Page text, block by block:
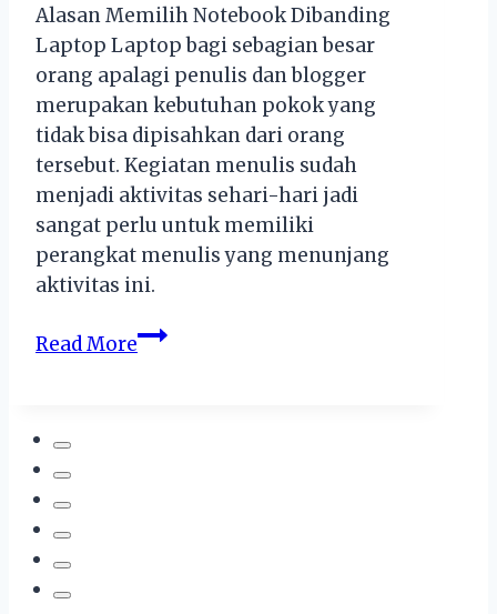
Alasan Memilih Notebook Dibanding
Laptop Laptop bagi sebagian besar
orang apalagi penulis dan blogger
merupakan kebutuhan pokok yang
tidak bisa dipisahkan dari orang
tersebut. Kegiatan menulis sudah
menjadi aktivitas sehari-hari jadi
sangat perlu untuk memiliki
perangkat menulis yang menunjang
aktivitas ini.
Read More4